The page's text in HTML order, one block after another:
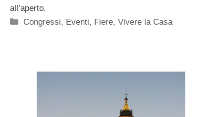
all’aperto.
Categorie
Congressi, Eventi, Fiere,Vivere la Casa